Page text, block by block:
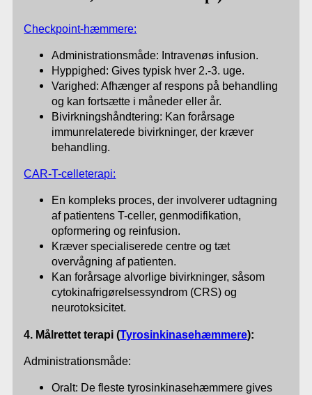
Checkpoint-hæmmere:
Administrationsmåde: Intravenøs infusion.
Hyppighed: Gives typisk hver 2.-3. uge.
Varighed: Afhænger af respons på behandling
og kan fortsætte i måneder eller år.
Bivirkningshåndtering: Kan forårsage
immunrelaterede bivirkninger, der kræver
behandling.
CAR-T-celleterapi:
En kompleks proces, der involverer udtagning
af patientens T-celler, genmodifikation,
opformering og reinfusion.
Kræver specialiserede centre og tæt
overvågning af patienten.
Kan forårsage alvorlige bivirkninger, såsom
cytokinafrigørelsessyndrom (CRS) og
neurotoksicitet.
4. Målrettet terapi (Tyrosinkinasehæmmere):
Administrationsmåde:
Oralt: De fleste tyrosinkinasehæmmere gives